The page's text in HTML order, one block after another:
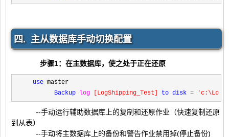
四. 主从数据库手动切换配置
步骤1：在主数据库，使之处于正在还原
use master
Backup
log LogShipping_Test to disk = '
--手动运行辅助数据库上的复制和还原作业（快速复制还原
到从表）
--手动将主数据库上的备份和警告作业禁用掉(停止备份)